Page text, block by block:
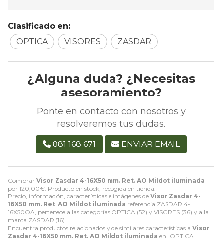
Comprar Visor Zasdar 4-16X50 mm. Ret. AO Mildot iluminada
por 120,00€ . Producto en stock, recogida en tienda.
Precio, información, características e imágenes de Visor Zasdar 4-
16X50 mm. Ret. AO Mildot iluminada referencia ZASDAR 4-
16X50OA, pertenece a las categorías OPTICA (52) y VISORES (36) y a la
marca ZASDAR (16).
Encuentra productos relacionados y de similares características a Visor
Zasdar 4-16X50 mm. Ret. AO Mildot iluminada en "OPTICA".
Clasificado en:
OPTICA
VISORES ZASDAR
¿Alguna duda? ¿Necesitas
asesoramiento?
Ponte en contacto con nosotros y
resolveremos tus dudas.
881 168 671 ENVIAR EMAIL